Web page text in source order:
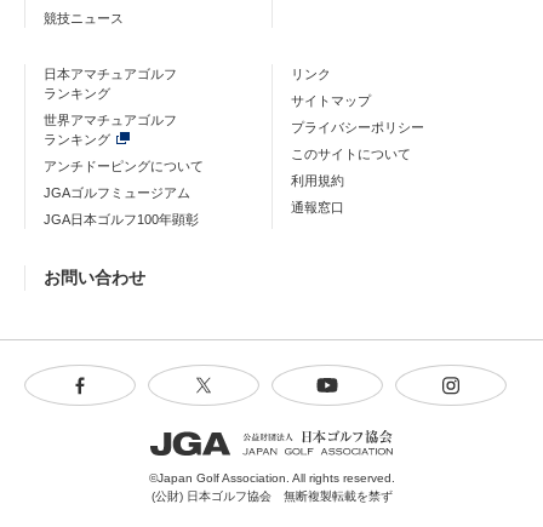
競技ニュース
日本アマチュアゴルフ
ランキング
世界アマチュアゴルフ
ランキング
アンチドーピングについて
JGAゴルフミュージアム
JGA日本ゴルフ100年顕彰
リンク
サイトマップ
プライバシーポリシー
このサイトについて
利用規約
通報窓口
お問い合わせ
©Japan Golf Association. All rights reserved.
(公財) 日本ゴルフ協会 無断複製転載を禁ず